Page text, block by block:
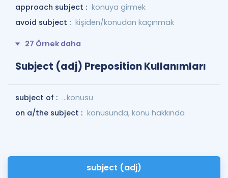
approach subject : konuya girmek
avoid subject : kişiden/konudan kaçınmak
27 Örnek daha
Subject (adj) Preposition Kullanımları
subject of : ...konusu
on a/the subject : konusunda, konu hakkında
subject (adj)